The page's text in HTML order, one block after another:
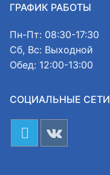
ГРАФИК РАБОТЫ
Пн-Пт: 08:30-17:30
Сб, Вс: Выходной
Обед: 12:00-13:00
СОЦИАЛЬНЫЕ СЕТИ